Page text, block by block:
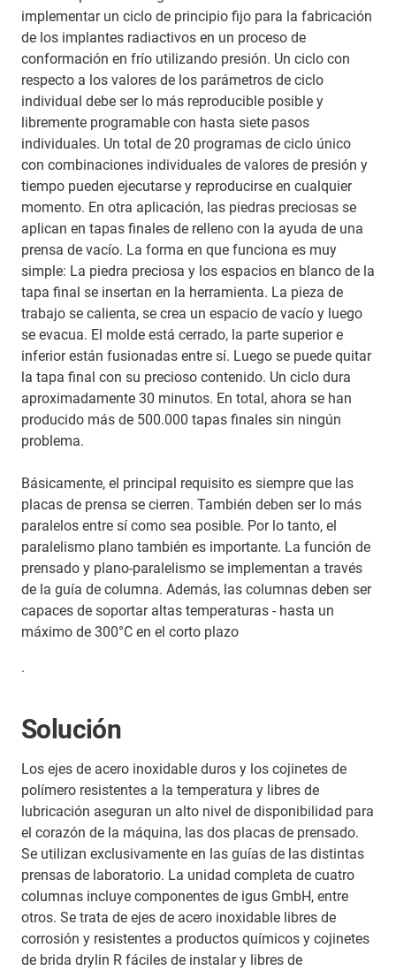
implementar un ciclo de principio fijo para la fabricación
de los implantes radiactivos en un proceso de
conformación en frío utilizando presión. Un ciclo con
respecto a los valores de los parámetros de ciclo
individual debe ser lo más reproducible posible y
libremente programable con hasta siete pasos
individuales. Un total de 20 programas de ciclo único
con combinaciones individuales de valores de presión y
tiempo pueden ejecutarse y reproducirse en cualquier
momento. En otra aplicación, las piedras preciosas se
aplican en tapas finales de relleno con la ayuda de una
prensa de vacío. La forma en que funciona es muy
simple: La piedra preciosa y los espacios en blanco de la
tapa final se insertan en la herramienta. La pieza de
trabajo se calienta, se crea un espacio de vacío y luego
se evacua. El molde está cerrado, la parte superior e
inferior están fusionadas entre sí. Luego se puede quitar
la tapa final con su precioso contenido. Un ciclo dura
aproximadamente 30 minutos. En total, ahora se han
producido más de 500.000 tapas finales sin ningún
problema.
Básicamente, el principal requisito es siempre que las
placas de prensa se cierren. También deben ser lo más
paralelos entre sí como sea posible. Por lo tanto, el
paralelismo plano también es importante. La función de
prensado y plano-paralelismo se implementan a través
de la guía de columna. Además, las columnas deben ser
capaces de soportar altas temperaturas - hasta un
máximo de 300°C en el corto plazo
.
Solución
Los ejes de acero inoxidable duros y los cojinetes de
polímero resistentes a la temperatura y libres de
lubricación aseguran un alto nivel de disponibilidad para
el corazón de la máquina, las dos placas de prensado.
Se utilizan exclusivamente en las guías de las distintas
prensas de laboratorio. La unidad completa de cuatro
columnas incluye componentes de igus GmbH, entre
otros. Se trata de ejes de acero inoxidable libres de
corrosión y resistentes a productos químicos y cojinetes
de brida drylin R fáciles de instalar y libres de